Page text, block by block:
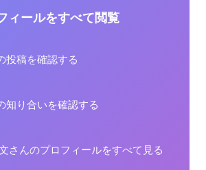
ィールをすべて閲覧
投稿を確認する
知り合いを確認する
さんのプロフィールをすべて見る